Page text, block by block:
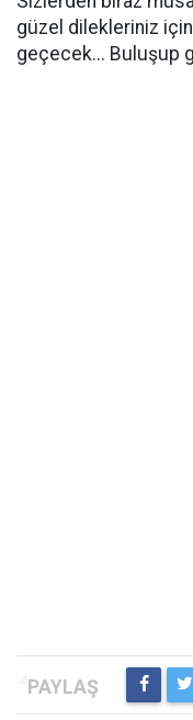
güzel dilekleriniz
geçecek... Buluşup